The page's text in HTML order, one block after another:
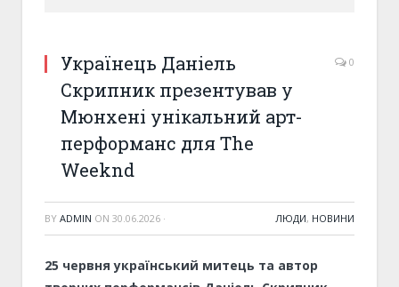
Українець Даніель
Скрипник презентував у
Мюнхені унікальний арт-
перформанс для The
Weeknd
0
BY ADMIN ON 30.06.2026 · ЛЮДИ, НОВИНИ
25 червня український митець та автор